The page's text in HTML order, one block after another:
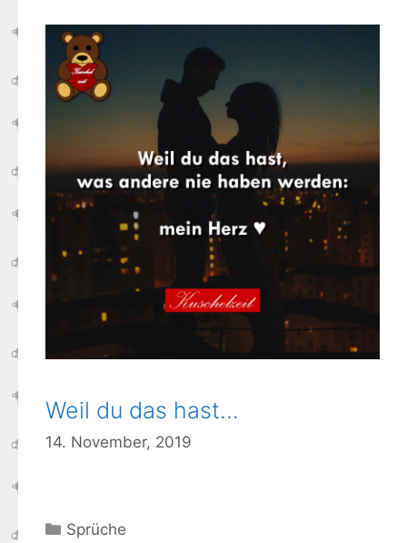
Weil du das hast…
14. November, 2019
Kategorien
Sprüche